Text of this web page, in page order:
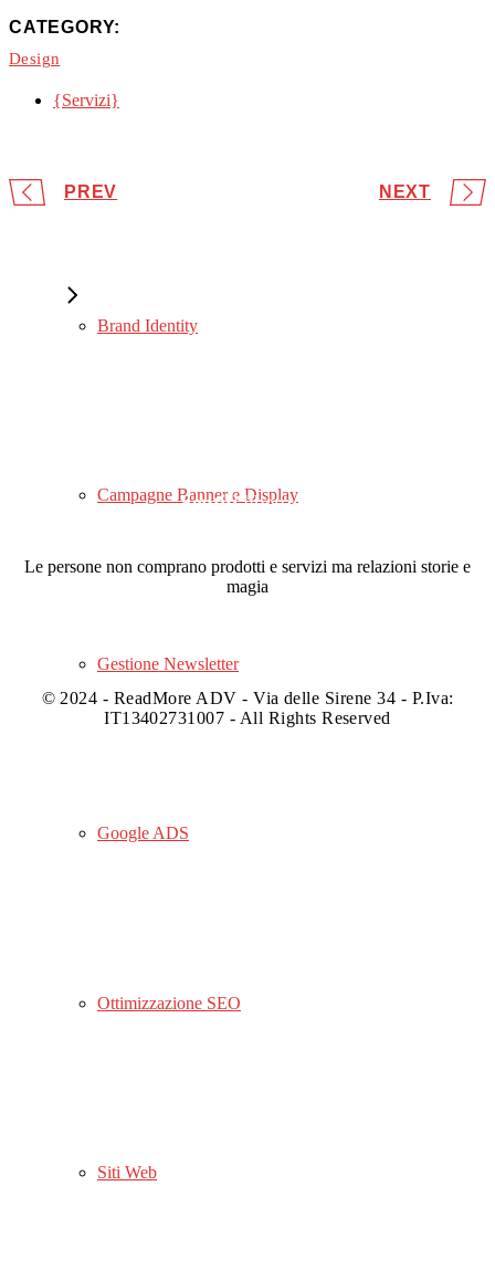
Ufficio Stampa
{Servizi}
Brand Identity
Campagne Banner e Display
Gestione Newsletter
Google ADS
Ottimizzazione SEO
Siti Web
CATEGORY:
Design
PREV NEXT
Sentitiliberodi
Le persone non comprano prodotti e servizi ma relazioni storie e
magia
© 2024 - ReadMore ADV - Via delle Sirene 34 - P.Iva:
IT13402731007 - All Rights Reserved